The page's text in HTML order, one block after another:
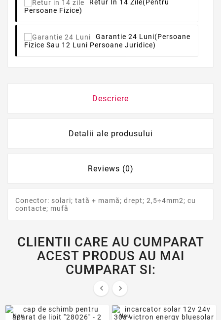
Retur In 14 Zile(pentru
Persoane Fizice)
Garantie 24 Luni(persoane
Fizice Sau 12 Luni Persoane Juridice)
Descriere
Detalii ale produsului
Reviews (0)
Conector: solari; tată + mamă; drept; 2,5÷4mm2; cu
contacte; mufă
CLIENTII CARE AU CUMPARAT
ACEST PRODUS AU MAI
CUMPARAT SI:
 
Nou Nou